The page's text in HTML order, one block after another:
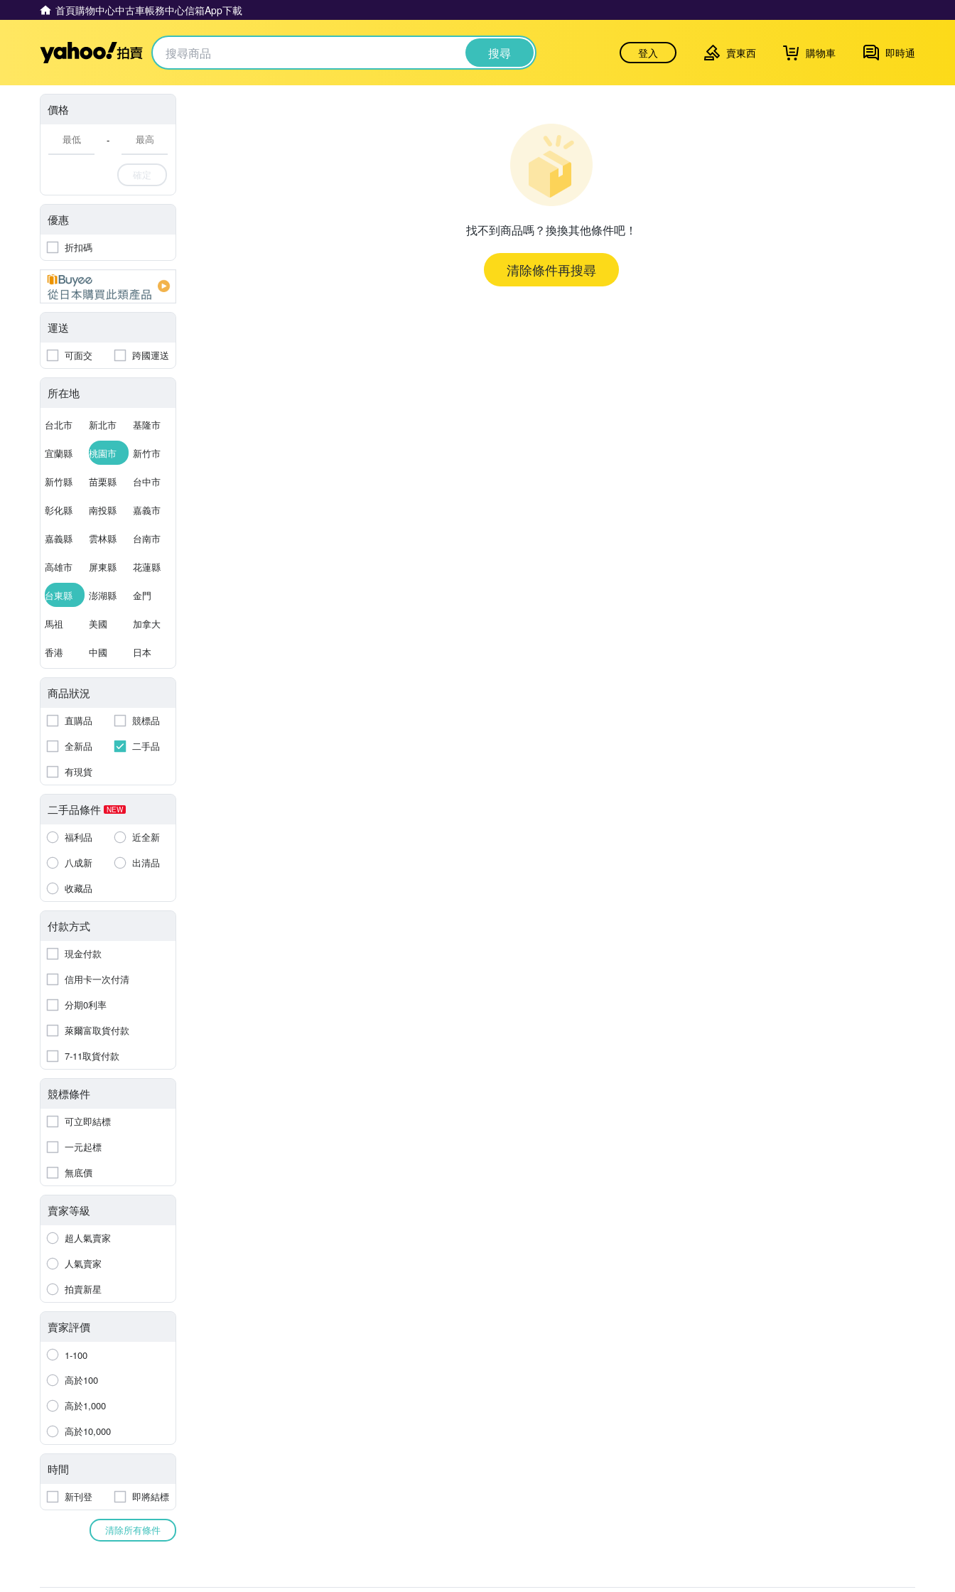
首頁購物中心中古車帳務中心信箱App下載
Yahoo拍賣 搜尋 登入 賣東西 購物車 即時通
價格
-
確定
優惠
折扣碼
運送
可面交 跨國運送
所在地
台北市 新北市 基隆市
宜蘭縣 桃園市 新竹市
新竹縣 苗栗縣 台中市
彰化縣 南投縣 嘉義市
嘉義縣 雲林縣 台南市
高雄市 屏東縣 花蓮縣
台東縣 澎湖縣 金門
馬祖 美國 加拿大
香港 中國 日本
商品狀況
直購品
競標品
全新品
二手品
有現貨
二手品條件 NEW
福利品
近全新
八成新
出清品
收藏品
付款方式
現金付款
信用卡一次付清
分期0利率
萊爾富取貨付款
7-11取貨付款
競標條件
可立即結標
一元起標
無底價
賣家等級
超人氣賣家
人氣賣家
拍賣新星
賣家評價
1-100
高於100
高於1,000
高於10,000
時間
新刊登 即將結標
清除所有條件
找不到商品嗎？換換其他條件吧！
清除條件再搜尋